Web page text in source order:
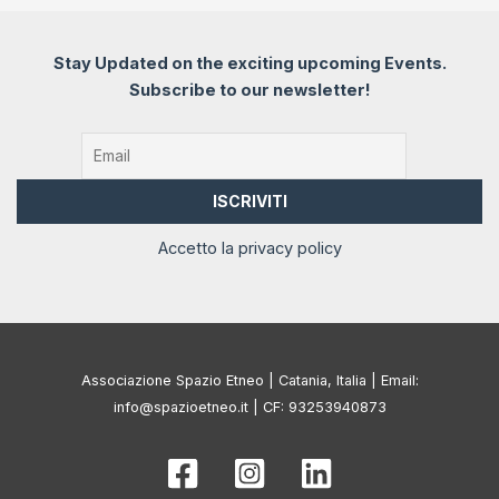
Stay Updated on the exciting upcoming Events.
Subscribe to our newsletter!
Accetto la privacy policy
Associazione Spazio Etneo | Catania, Italia | Email:
info@spazioetneo.it | CF: 93253940873